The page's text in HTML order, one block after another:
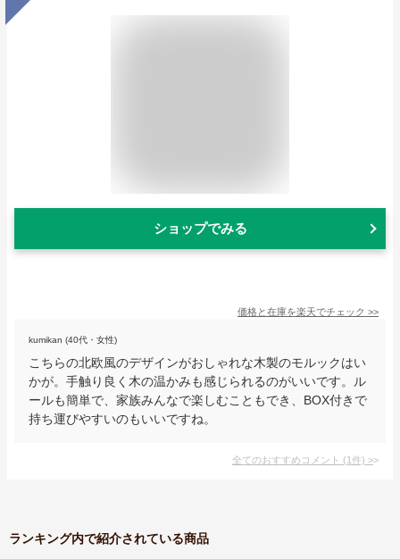
ショップでみる
価格と在庫を楽天でチェック >>
kumikan (40代・女性)
こちらの北欧風のデザインがおしゃれな木製のモルックはい
かが。手触り良く木の温かみも感じられるのがいいです。ル
ールも簡単で、家族みんなで楽しむこともでき、BOX付きで
持ち運びやすいのもいいですね。
全てのおすすめコメント (1件) >
ランキング内で紹介されている商品